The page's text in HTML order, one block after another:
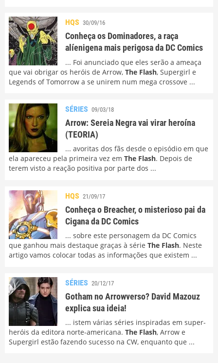
HQS 30/09/16
Conheça os Dominadores, a raça
alíenigena mais perigosa da DC Comics
... Foi anunciado que eles serão a ameaça
que vai obrigar os heróis de Arrow, The Flash, Supergirl e
Legends of Tomorrow a se unirem num mega crossove ...
SÉRIES 09/03/18
Arrow: Sereia Negra vai virar heroína
(TEORIA)
... avoritas dos fãs desde o episódio em que
ela apareceu pela primeira vez em The Flash. Depois de
terem visto a reação positiva por parte dos ...
HQS 21/09/17
Conheça o Breacher, o misterioso pai da
Cigana da DC Comics
... sobre este personagem da DC Comics
que ganhou mais destaque graças à série The Flash. Neste
artigo vamos colocar todas as informações que existem ...
SÉRIES 20/12/17
Gotham no Arrowverso? David Mazouz
explica sua ideia!
... istem várias séries inspiradas em super-
heróis da editora norte-americana. The Flash, Arrow e
Supergirl estão fazendo sucesso na CW, enquanto que ...